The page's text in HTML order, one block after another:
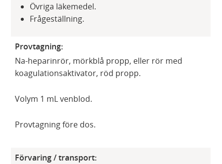
Övriga läkemedel.
Frågeställning.
Provtagning:
Na-heparinrör, mörkblå propp, eller rör med
koagulationsaktivator, röd propp.
Volym 1 mL venblod.
Provtagning före dos.
Förvaring / transport: